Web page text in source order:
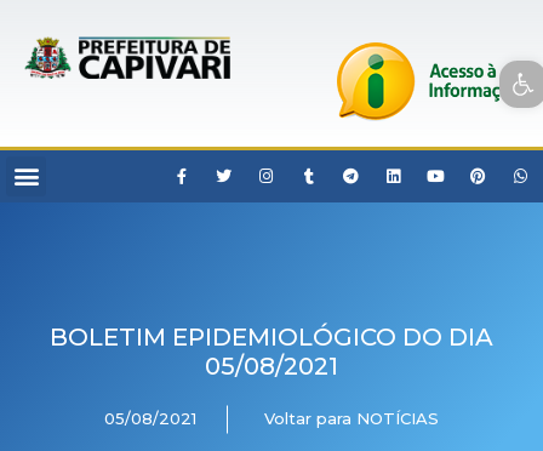
Open toolbar
BOLETIM EPIDEMIOLÓGICO DO DIA
05/08/2021
05/08/2021 Voltar para NOTÍCIAS